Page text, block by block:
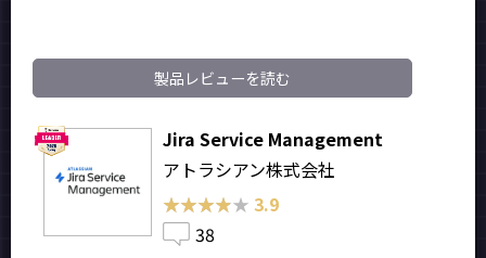
製品レビューを読む
Jira Service Management
アトラシアン株式会社
★★★★★
★★★★★ 3.9
38